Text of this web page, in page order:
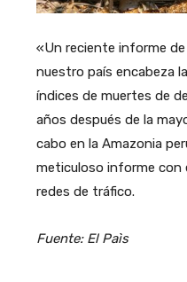
«Un reciente informe de
nuestro país encabeza
índices de muertes de
años después de la
cabo en la Amazonia
meticuloso informe con
redes de tráfico.
Fuente: El Paìs